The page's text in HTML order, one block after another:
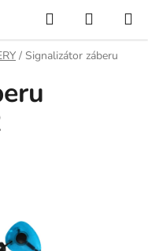
Hledat
KOŠÍK
/ Signalizátor záberu